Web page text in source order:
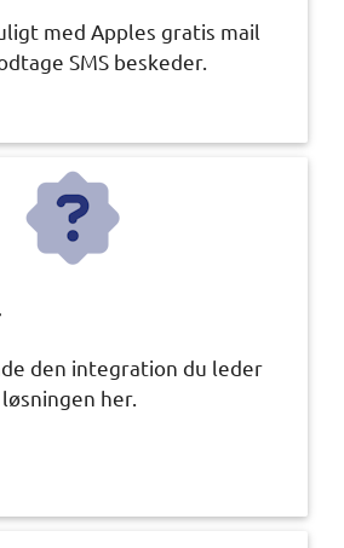
med Apples gratis mail
SMS beskeder.
den integration du leder
her.